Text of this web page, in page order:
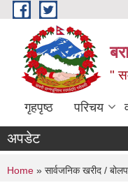
Skip to main content
"
गृहपृष्ठ परिचय
अपडेट
You are here
Home » सार्वजनिक खरीद /